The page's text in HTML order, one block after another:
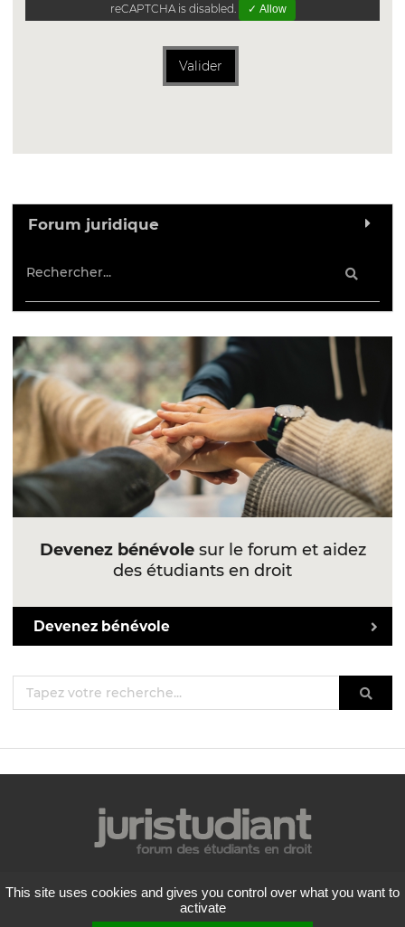
reCAPTCHA is disabled. ✓ Allow
Valider
Forum juridique
Devenez bénévolesur le forum et aidez
des étudiants en droit
Devenez bénévole
Mentions légales
Politique de confidentialité
This site uses cookies and gives you control over what you want to
activate